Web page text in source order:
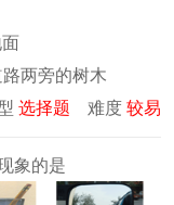
路两旁的树木
选择题 难度 较易
象的是